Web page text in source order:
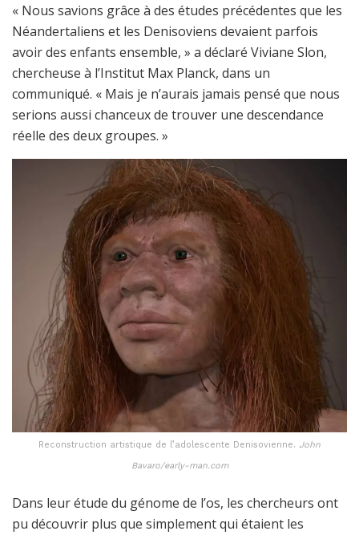
« Nous savions grâce à des études précédentes que les
Néandertaliens et les Denisoviens devaient parfois
avoir des enfants ensemble, » a déclaré Viviane Slon,
chercheuse à l’Institut Max Planck, dans un
communiqué. « Mais je n’aurais jamais pensé que nous
serions aussi chanceux de trouver une descendance
réelle des deux groupes. »
Reconstruction artistique de l’adolescente Denisovienne. John
Bavaro/early-man.com
Dans leur étude du génome de l’os, les chercheurs ont
pu découvrir plus que simplement qui étaient les